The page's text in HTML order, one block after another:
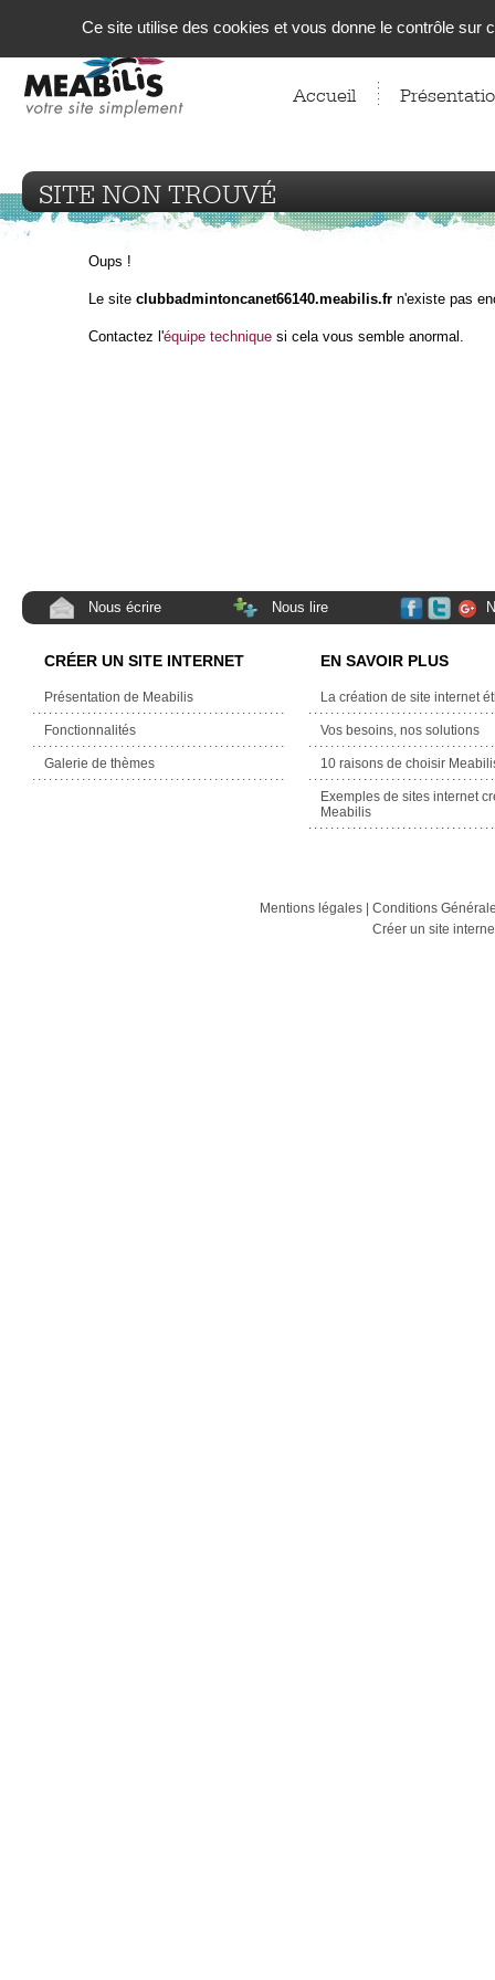
Accueil
SITE NON TROUVÉ
Oups !
Le site clubbadmintoncanet66140.meabilis.fr n'existe pas
Contactez l'équipe technique si cela vous semble anormal.
Nous écrire Nous lire
CRÉER UN SITE INTERNET
Présentation de Meabilis
Fonctionnalités
Galerie de thèmes
EN SAVOIR PLUS
La création de site internet
Vos besoins, nos solutions
10 raisons de choisir
Exemples de sites internet
Meabilis
Mentions légales| Conditions
Créer un site
Ce site utilise des cookies et vous donne le contrôle sur